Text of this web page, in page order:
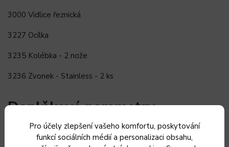
Pro účely zlepšení vašeho komfortu, poskytování
funkcí sociálních médií a personalizaci obsahu,
3000 Vidlice řeznická
3227 Ocílka
3235 Kolébka - 2 nože
3236 Zvonek - Stainless - 2 ks
Doplňkové parametry
Kategorie Sady řeznických nožů